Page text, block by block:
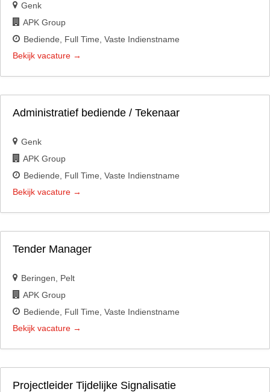
Genk
APK Group
Bediende
Full Time Vaste Indienstname
Bekijk vacature
Administratief bediende / Tekenaar
Genk
APK Group
Bediende
Full Time Vaste Indienstname
Bekijk vacature
Tender Manager
Beringen
Pelt
APK Group
Bediende
Full Time Vaste Indienstname
Bekijk vacature
Projectleider Tijdelijke Signalisatie